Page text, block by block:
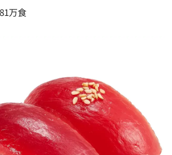
万食